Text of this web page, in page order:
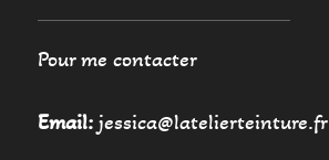
Pour me contacter
Email:jessica@latelierteinture.fr